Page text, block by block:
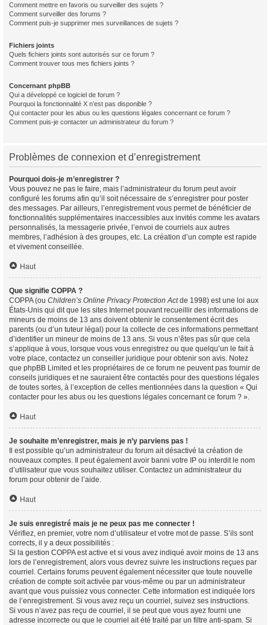
Comment mettre en favoris ou surveiller des sujets ?
Comment surveiller des forums ?
Comment puis-je supprimer mes surveillances de sujets ?
Fichiers joints
Quels fichiers joints sont autorisés sur ce forum ?
Comment trouver tous mes fichiers joints ?
Concernant phpBB
Qui a développé ce logiciel de forum ?
Pourquoi la fonctionnalité X n’est pas disponible ?
Qui contacter pour les abus ou les questions légales concernant ce forum ?
Comment puis-je contacter un administrateur du forum ?
Problèmes de connexion et d’enregistrement
Pourquoi dois-je m’enregistrer ?
Vous pouvez ne pas le faire, mais l’administrateur du forum peut avoir
configuré les forums afin qu’il soit nécessaire de s’enregistrer pour poster
des messages. Par ailleurs, l’enregistrement vous permet de bénéficier de
fonctionnalités supplémentaires inaccessibles aux invités comme les avatars
personnalisés, la messagerie privée, l’envoi de courriels aux autres
membres, l’adhésion à des groupes, etc. La création d’un compte est rapide
et vivement conseillée.
Haut
Que signifie COPPA ?
COPPA (ou Children’s Online Privacy Protection Actde 1998) est une loi aux
États-Unis qui dit que les sites Internet pouvant recueillir des informations de
mineurs de moins de 13 ans doivent obtenir le consentement écrit des
parents (ou d’un tuteur légal) pour la collecte de ces informations permettant
d’identifier un mineur de moins de 13 ans. Si vous n’êtes pas sûr que cela
s’applique à vous, lorsque vous vous enregistrez ou que quelqu’un le fait à
votre place, contactez un conseiller juridique pour obtenir son avis. Notez
que phpBB Limited et les propriétaires de ce forum ne peuvent pas fournir de
conseils juridiques et ne sauraient être contactés pour des questions légales
de toutes sortes, à l’exception de celles mentionnées dans la question « Qui
contacter pour les abus ou les questions légales concernant ce forum ? ».
Haut
Je souhaite m’enregistrer, mais je n’y parviens pas !
Il est possible qu’un administrateur du forum ait désactivé la création de
nouveaux comptes. Il peut également avoir banni votre IP ou interdit le nom
d’utilisateur que vous souhaitez utiliser. Contactez un administrateur du
forum pour obtenir de l’aide.
Haut
Je suis enregistré mais je ne peux pas me connecter !
Vérifiez, en premier, votre nom d’utilisateur et votre mot de passe. S’ils sont
corrects, il y a deux possibilités :
Si la gestion COPPA est active et si vous avez indiqué avoir moins de 13 ans
lors de l’enregistrement, alors vous devrez suivre les instructions reçues par
courriel. Certains forums peuvent également nécessiter que toute nouvelle
création de compte soit activée par vous-même ou par un administrateur
avant que vous puissiez vous connecter. Cette information est indiquée lors
de l’enregistrement. Si vous avez reçu un courriel, suivez ses instructions.
Si vous n’avez pas reçu de courriel, il se peut que vous ayez fourni une
adresse incorrecte ou que le courriel ait été traité par un filtre anti-spam. Si